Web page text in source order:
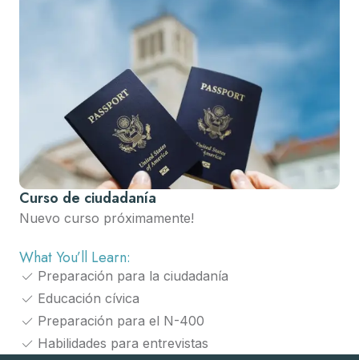
Curso de ciudadanía
Nuevo curso próximamente!
What You’ll Learn:
Preparación para la ciudadanía
Educación cívica
Preparación para el N-400
Habilidades para entrevistas